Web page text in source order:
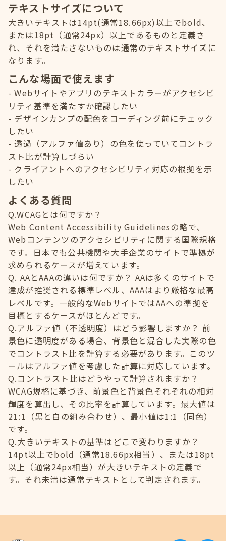
テキストサイズについて
大きいテキストは14pt(通常18.66px)以上でbold、
または18pt（通常24px）以上であるものと定義さ
れ、それを満たさないものは通常のテキストサイズに
なります。
こんな場面で使えます
Webサイトやアプリのテキストカラーがアクセシビ
リティ基準を満たすか確認したい
デザインカンプの配色をコーディング前にチェック
したい
透過（アルファ値あり）の色を使っていてコントラ
スト比が計算しづらい
クライアントへのアクセシビリティ対応の根拠を示
したい
よくある質問
Q.WCAGとは何ですか？
Web Content Accessibility Guidelinesの略で、
Webコンテンツのアクセシビリティに関する国際規格
です。日本でも公共機関や大手企業のサイトで準拠が
求められるケースが増えています。
Q. AAとAAAの違いは何ですか？ AAは多くのサイトで
達成が推奨される標準レベル、AAAはより厳格な最高
レベルです。一般的なWebサイトではAAへの準拠を
目標とするケースがほとんどです。
Q.アルファ値（不透明度）はどう影響しますか？ 前
景色に透明度がある場合、背景色と混合した実際の色
でコントラスト比を計算する必要があります。このツ
ールはアルファ値を考慮した計算に対応しています。
Q.コントラスト比はどうやって計算されますか？
WCAG規格に基づき、前景色と背景色それぞれの相対
輝度を算出し、その比率を計算しています。最大値は
21:1（黒と白の組み合わせ）、最小値は1:1（同色）
です。
Q.大きいテキストの基準はどこで変わりますか？
14pt以上でbold（通常18.66px相当）、または18pt
以上（通常24px相当）が大きいテキストの定義で
す。それ未満は通常テキストとして判定されます。